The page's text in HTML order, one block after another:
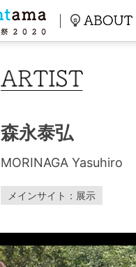
森永泰弘
MORINAGA Yasuhiro
メインサイト：展示